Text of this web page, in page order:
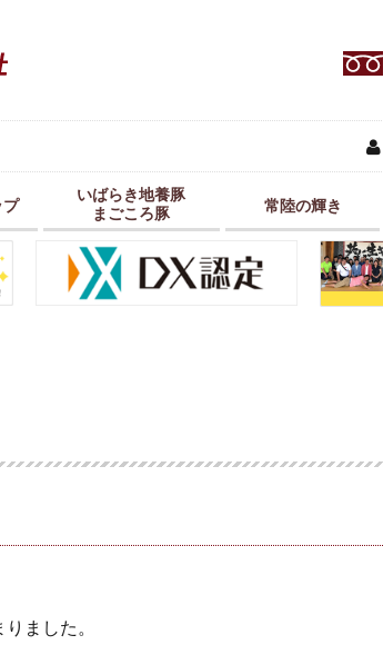
プ
いばらき地養豚
まごころ豚
常陸の輝き
ました。